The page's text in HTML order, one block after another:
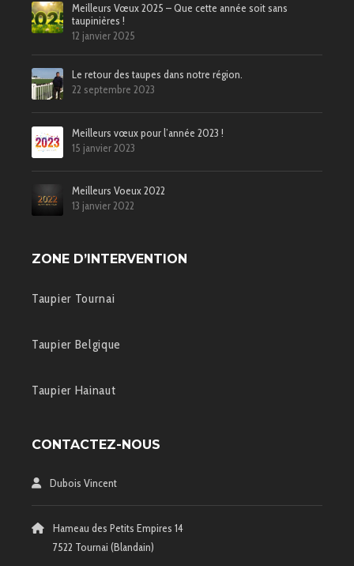
Meilleurs Vœux 2025 – Que cette année soit sans
taupinières !
12 janvier 2025
Le retour des taupes dans notre région.
22 septembre 2023
Meilleurs vœux pour l’année 2023 !
15 janvier 2023
Meilleurs Voeux 2022
13 janvier 2022
ZONE D’INTERVENTION
Taupier Tournai
Taupier Belgique
Taupier Hainaut
CONTACTEZ-NOUS
Dubois Vincent
Hameau des Petits Empires 14
7522 Tournai (Blandain)